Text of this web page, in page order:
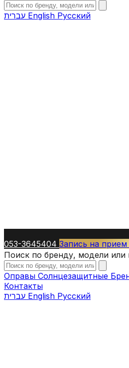
English Русский
053-3645404 Запись на прием
Поиск по бренду, модели или
Оправы Солнцезащитные
Контакты
English Русский